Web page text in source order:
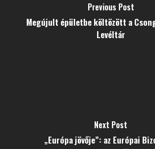
Previous Post
Megújult épületbe költözött a
Levéltár
Next Post
„Európa jövője”: az Európai